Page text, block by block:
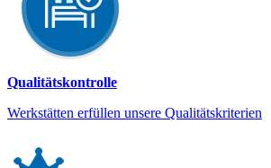
Qualitätskontrolle
Werkstätten erfüllen unsere Qualitätskriterien